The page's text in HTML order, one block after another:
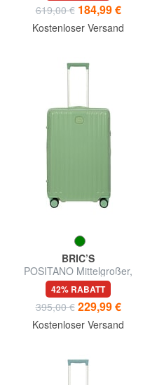
619,00 € 184,99 €
Kostenloser Versand
BRIC’S
POSITANO Mittelgroßer,
erweiterbarer Trolley
42% RABATT
395,00 € 229,99 €
Kostenloser Versand